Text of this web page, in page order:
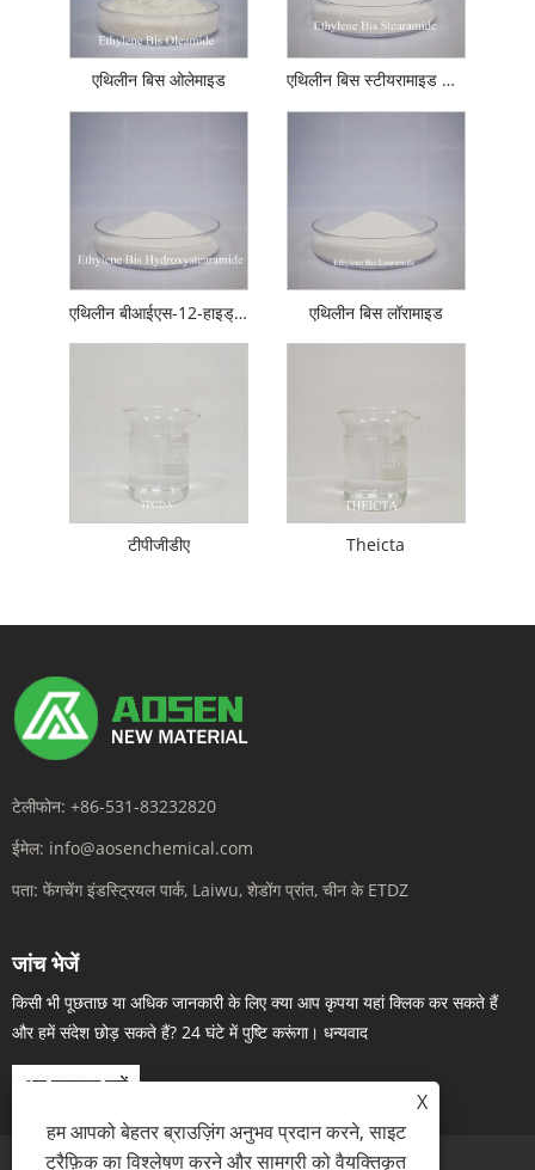
एथिलीन बिस ओलेमाइड एथिलीन बिस स्टीयरामाइड को संशोधित करें
एथिलीन बीआईएस-12-हाइड्रॉक्सीस्टेरामाइड एथिलीन बिस लॉरामाइड
टीपीजीडीए Theicta
टेलीफोन: +86-531-83232820
ईमेल: info@aosenchemical.com
पता: फेंगचेंग इंडस्ट्रियल पार्क, Laiwu, शेडोंग प्रांत, चीन के ETDZ
जांच भेजें
किसी भी पूछताछ या अधिक जानकारी के लिए क्या आप कृपया यहां क्लिक कर सकते हैं
और हमें संदेश छोड़ सकते हैं? 24 घंटे में पुष्टि करूंगा। धन्यवाद
अब पूछताछ करें
X
हम आपको बेहतर ब्राउज़िंग अनुभव प्रदान करने, साइट
ट्रैफ़िक का विश्लेषण करने और सामग्री को वैयक्तिकृत